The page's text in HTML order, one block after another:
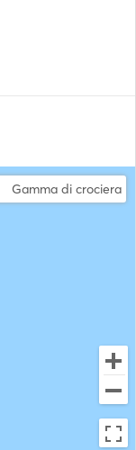
di
Gamma di crociera